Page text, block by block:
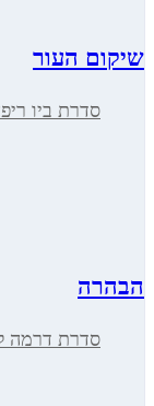
שיקום העור
סדרת ביו
הבהרה
סדרת דרמה